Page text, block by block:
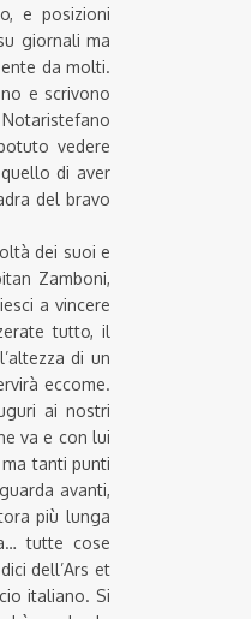
e posizioni
giornali ma
da molti.
e scrivono
vedere
di aver
del bravo
dei suoi e
Zamboni,
a vincere
tutto, il
di un
eccome.
ai nostri
va e con lui
tanti punti
avanti,
più lunga
tutte cose
dell’Ars et
italiano. Si